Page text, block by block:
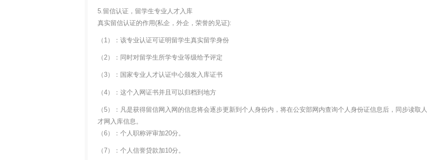
5.留信认证，留学生专业人才入库
真实留信认证的作用(私企，外企，荣誉的见证):
（1）：该专业认证可证明留学生真实留学身份
（2）：同时对留学生所学专业等级给予评定
（3）：国家专业人才认证中心颁发入库证书
（4）：这个入网证书并且可以归档到地方
（5）：凡是获得留信网入网的信息将会逐步更新到个人身份内，将在公安部网内查询个人身份证信息后，同步读取人
才网入库信息。
（6）：个人职称评审加20分。
（7）：个人信誉贷款加10分。